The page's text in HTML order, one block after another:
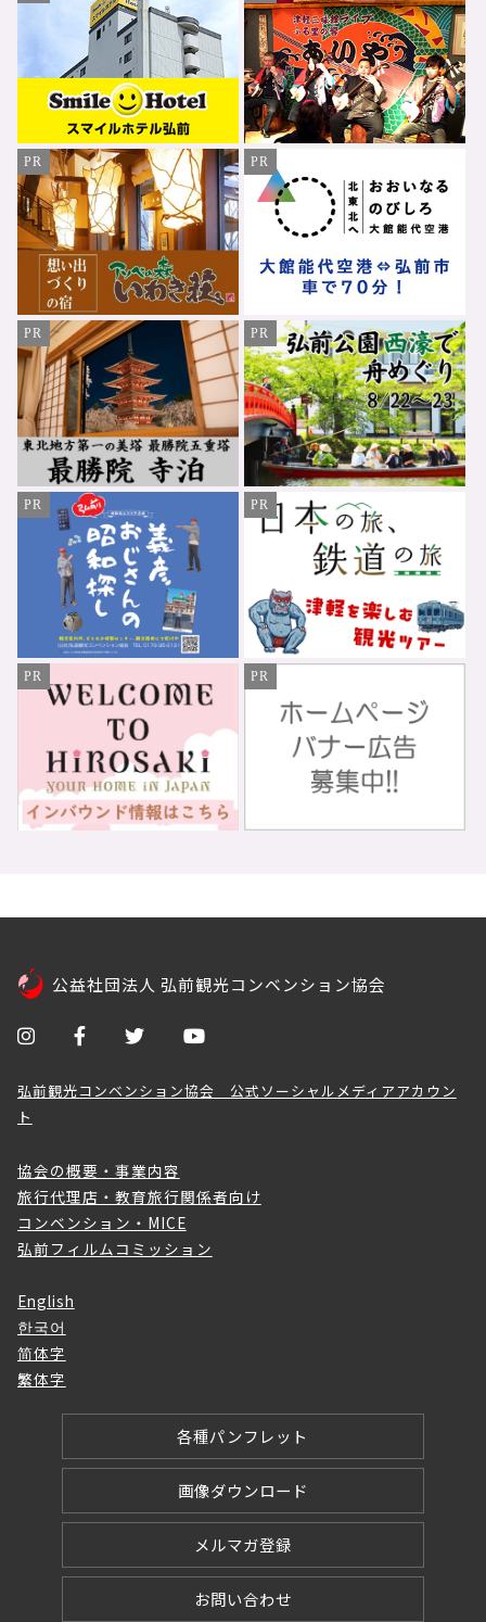
PR PR
PR PR
PR PR
PR PR
公益社団法人 弘前観光コンベンション協会
弘前観光コンベンション協会 公式ソーシャルメディアアカウン
ト
協会の概要・事業内容
旅行代理店・教育旅行関係者向け
コンベンション・MICE
弘前フィルムコミッション
English
한국어
简体字
繁体字
各種パンフレット
画像ダウンロード
メルマガ登録
お問い合わせ